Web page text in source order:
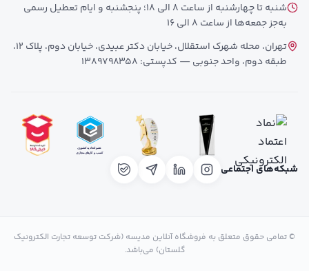
شنبه تا چهارشنبه از ساعت 8 الی 18؛ پنجشنبه و ایام تعطیل رسمی
به‌جز جمعه‌ها از ساعت 8 الی 16
تهران، محله شهرک استقلال، خیابان دکتر عبیدی، خیابان دوم، پلاک 12،
طبقه دوم، واحد جنوبی — کدپستی: 1389798358
شبکه‌های اجتماعی
© تمامی حقوق متعلق به فروشگاه آنلاین مدیسه (شرکت توسعه تجارت الکترونیک
گلستان) می‌باشد.